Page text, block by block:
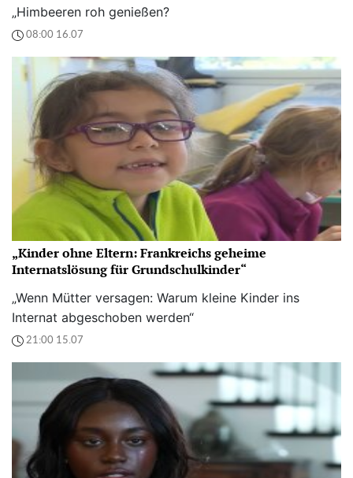
„Himbeeren roh genießen?
08:00 16.07
„Kinder ohne Eltern: Frankreichs geheime
Internatslösung für Grundschulkinder“
„Wenn Mütter versagen: Warum kleine Kinder ins
Internat abgeschoben werden“
21:00 15.07